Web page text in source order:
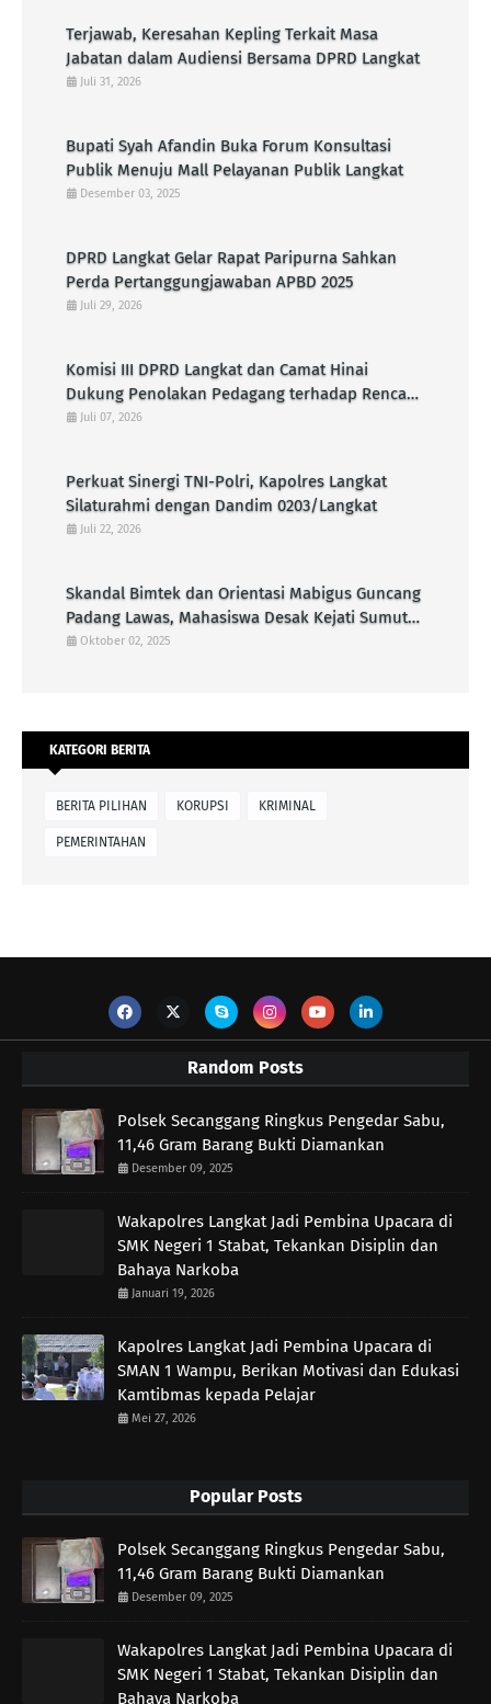
Terjawab, Keresahan Kepling Terkait Masa
Jabatan dalam Audiensi Bersama DPRD Langkat
Juli 31, 2026
Bupati Syah Afandin Buka Forum Konsultasi
Publik Menuju Mall Pelayanan Publik Langkat
Desember 03, 2025
DPRD Langkat Gelar Rapat Paripurna Sahkan
Perda Pertanggungjawaban APBD 2025
Juli 29, 2026
Komisi III DPRD Langkat dan Camat Hinai
Dukung Penolakan Pedagang terhadap Rencana
Pembangunan KDMP di Pasar Senin
Juli 07, 2026
Perkuat Sinergi TNI-Polri, Kapolres Langkat
Silaturahmi dengan Dandim 0203/Langkat
Juli 22, 2026
Skandal Bimtek dan Orientasi Mabigus Guncang
Padang Lawas, Mahasiswa Desak Kejati Sumut
Periksa Bupati dan Ancaman Terhadap
Oktober 02, 2025
KATEGORI BERITA
BERITA PILIHAN KORUPSI KRIMINAL
PEMERINTAHAN
Random Posts
Polsek Secanggang Ringkus Pengedar Sabu,
11,46 Gram Barang Bukti Diamankan
Desember 09, 2025
Wakapolres Langkat Jadi Pembina Upacara di
SMK Negeri 1 Stabat, Tekankan Disiplin dan
Bahaya Narkoba
Januari 19, 2026
Kapolres Langkat Jadi Pembina Upacara di
SMAN 1 Wampu, Berikan Motivasi dan Edukasi
Kamtibmas kepada Pelajar
Mei 27, 2026
Popular Posts
Polsek Secanggang Ringkus Pengedar Sabu,
11,46 Gram Barang Bukti Diamankan
Desember 09, 2025
Wakapolres Langkat Jadi Pembina Upacara di
SMK Negeri 1 Stabat, Tekankan Disiplin dan
Bahaya Narkoba